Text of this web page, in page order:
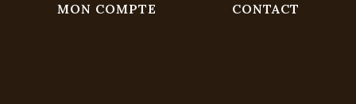
MON COMPTE
CONTACT